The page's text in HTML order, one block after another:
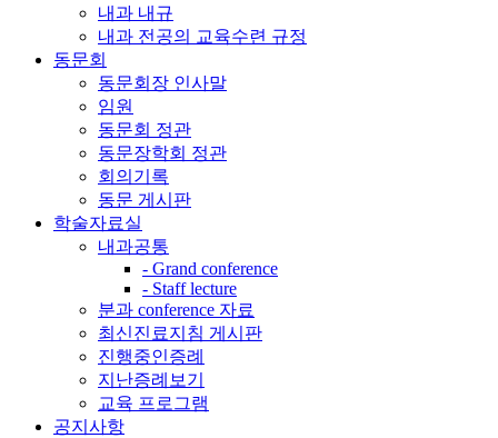
내과 내규
내과 전공의 교육수련 규정
동문회
동문회장 인사말
임원
동문회 정관
동문장학회 정관
회의기록
동문 게시판
학술자료실
내과공통
- Grand conference
- Staff lecture
분과 conference 자료
최신진료지침 게시판
진행중인증례
지난증례보기
교육 프로그램
공지사항